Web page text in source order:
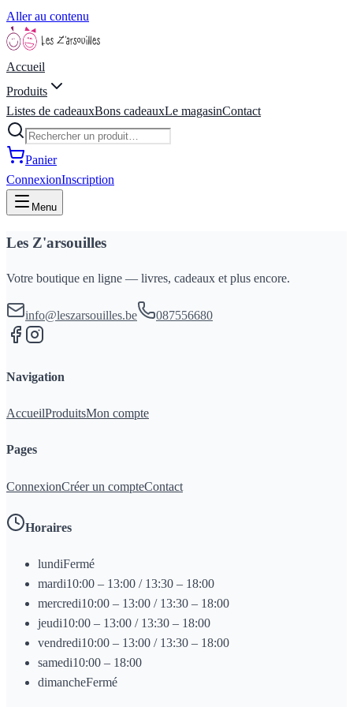
Aller au contenu
Accueil
Produits
Listes de cadeauxBons cadeauxLe magasinContact
Panier
ConnexionInscription
Menu
Les Z'arsouilles
Votre boutique en ligne — livres, cadeaux et plus encore.
info@leszarsouilles.be 087556680
Navigation
AccueilProduitsMon compte
Pages
ConnexionCréer un compteContact
Horaires
lundiFermé
mardi10:00 – 13:00 / 13:30 – 18:00
mercredi10:00 – 13:00 / 13:30 – 18:00
jeudi10:00 – 13:00 / 13:30 – 18:00
vendredi10:00 – 13:00 / 13:30 – 18:00
samedi10:00 – 18:00
dimancheFermé